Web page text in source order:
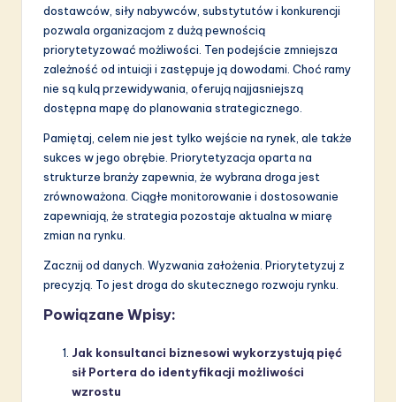
dostawców, siły nabywców, substytutów i konkurencji
pozwala organizacjom z dużą pewnością
priorytetyzować możliwości. Ten podejście zmniejsza
zależność od intuicji i zastępuje ją dowodami. Choć ramy
nie są kulą przewidywania, oferują najjasniejszą
dostępna mapę do planowania strategicznego.
Pamiętaj, celem nie jest tylko wejście na rynek, ale także
sukces w jego obrębie. Priorytetyzacja oparta na
strukturze branży zapewnia, że wybrana droga jest
zrównoważona. Ciągłe monitorowanie i dostosowanie
zapewniają, że strategia pozostaje aktualna w miarę
zmian na rynku.
Zacznij od danych. Wyzwania założenia. Priorytetyzuj z
precyzją. To jest droga do skutecznego rozwoju rynku.
Powiązane Wpisy:
Jak konsultanci biznesowi wykorzystują pięć
sił Portera do identyfikacji możliwości
wzrostu